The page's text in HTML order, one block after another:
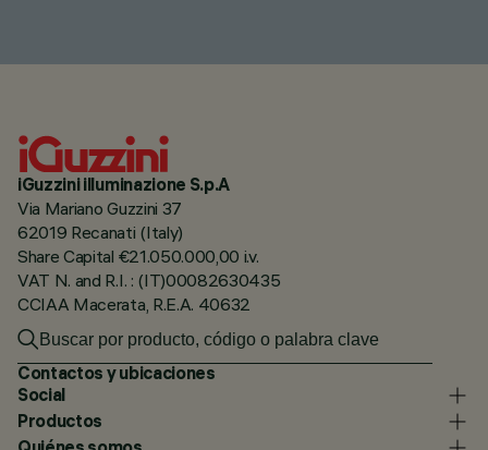
iGuzzini illuminazione S.p.A
Via Mariano Guzzini 37
62019 Recanati (Italy)
Share Capital €21.050.000,00 i.v.
VAT N. and R.I. : (IT)00082630435
CCIAA Macerata, R.E.A. 40632
Contactos y ubicaciones
Social
Productos